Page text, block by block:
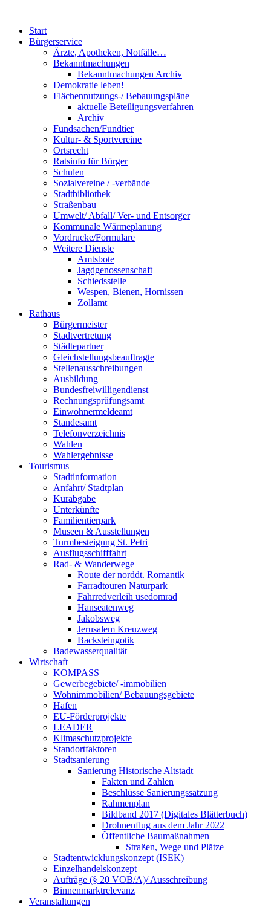
Start
Bürgerservice
Ärzte, Apotheken, Notfälle…
Bekanntmachungen
Bekanntmachungen Archiv
Demokratie leben!
Flächennutzungs-/ Bebauungspläne
aktuelle Beteiligungsverfahren
Archiv
Fundsachen/Fundtier
Kultur- & Sportvereine
Ortsrecht
Ratsinfo für Bürger
Schulen
Sozialvereine / -verbände
Stadtbibliothek
Straßenbau
Umwelt/ Abfall/ Ver- und Entsorger
Kommunale Wärmeplanung
Vordrucke/Formulare
Weitere Dienste
Amtsbote
Jagdgenossenschaft
Schiedsstelle
Wespen, Bienen, Hornissen
Zollamt
Rathaus
Bürgermeister
Stadtvertretung
Städtepartner
Gleichstellungsbeauftragte
Stellenausschreibungen
Ausbildung
Bundesfreiwilligendienst
Rechnungsprüfungsamt
Einwohnermeldeamt
Standesamt
Telefonverzeichnis
Wahlen
Wahlergebnisse
Tourismus
Stadtinformation
Anfahrt/ Stadtplan
Kurabgabe
Unterkünfte
Familientierpark
Museen & Ausstellungen
Turmbesteigung St. Petri
Ausflugsschifffahrt
Rad- & Wanderwege
Route der norddt. Romantik
Farradtouren Naturpark
Fahrredverleih usedomrad
Hanseatenweg
Jakobsweg
Jerusalem Kreuzweg
Backsteingotik
Badewasserqualität
Wirtschaft
KOMPASS
Gewerbegebiete/ -immobilien
Wohnimmobilien/ Bebauungsgebiete
Hafen
EU-Förderprojekte
LEADER
Klimaschutzprojekte
Standortfaktoren
Stadtsanierung
Sanierung Historische Altstadt
Fakten und Zahlen
Beschlüsse Sanierungssatzung
Rahmenplan
Bildband 2017 (Digitales Blätterbuch)
Drohnenflug aus dem Jahr 2022
Öffentliche Baumaßnahmen
Straßen, Wege und Plätze
Stadtentwicklungskonzept (ISEK)
Einzelhandelskonzept
Aufträge (§ 20 VOB/A)/ Ausschreibung
Binnenmarktrelevanz
Veranstaltungen